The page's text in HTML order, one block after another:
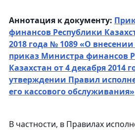
Аннотация к документу:
финансов Республики
2018 года № 1089 «О
приказ Министра финансов
Казахстан от 4 декабря 2014
утверждении Правил
его кассового обслуживания»
В частности, в Правилах